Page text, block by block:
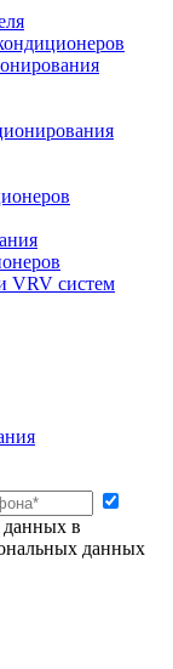
VRV систем
данных в
данных